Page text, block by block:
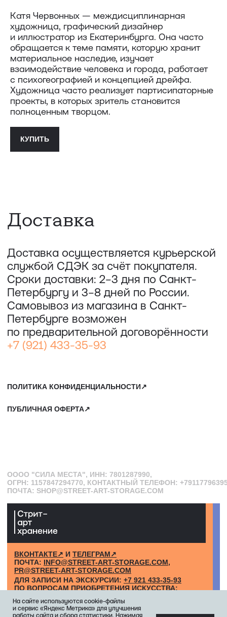
Катя Червонных — междисциплинарная
художница, графический дизайнер
и иллюстратор из Екатеринбурга. Она часто
обращается к теме памяти, которую хранит
материальное наследие, изучает
взаимодействие человека и города, работает
с психогеографией и концепцией дрейфа.
Художница часто реализует партисипаторные
проекты, в которых зритель становится
полноценным творцом.
КУПИТЬ
Доставка осуществляется курьерской
службой СДЭК за счёт покупателя.
Сроки доставки: 2−3 дня по Санкт-
Петербургу и 3−8 дней по России.
Самовывоз из магазина в Санкт-
Петербурге возможен
по предварительной договорённости
+7 (921) 433-35-93
ПОЛИТИКА КОНФИДЕНЦИАЛЬНОСТИ↗
Доставка
САНКТ-ПЕТЕРБУРГ, СЕВКАБЕЛЬ ПОРТ
КОЖЕВЕННАЯ УЛИЦА, 40Е
2-Й ЭТАЖ, ДОМОФОН 19#
ВКОНТАКТЕ↗
ПОЧТА:INFO@STREET-ART-STORAGE.COM ,
PR@STREET-ART-STORAGE.COM
ДЛЯ ЗАПИСИ НА ЭКСКУРСИИ:
+7 921 433-35-93
ПО ВОПРОСАМ ПРИОБРЕТЕНИЯ ИСКУССТВА:
+7 911 779-63-95
На сайте используются cookie-файлы
и сервис «Яндекс Метрика» для улучшения
работы сайта и сбора статистики. Нажимая